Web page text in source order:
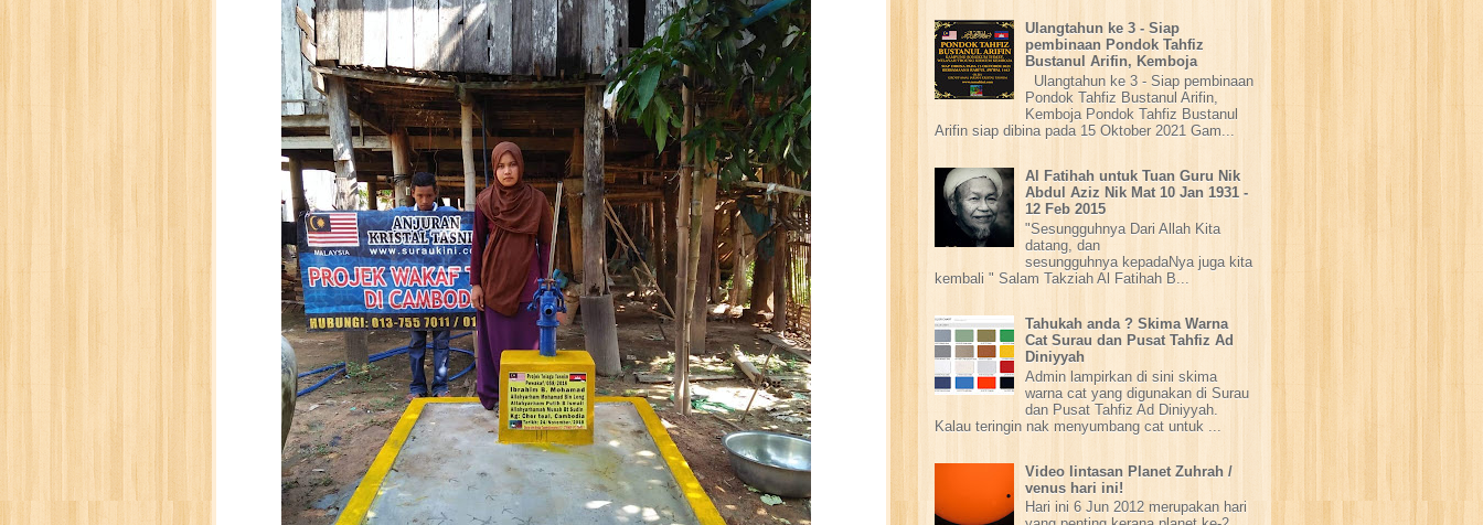
Ulangtahun ke 3 - Siap
pembinaan Pondok Tahfiz
Bustanul Arifin, Kemboja
Ulangtahun ke 3 - Siap pembinaan
Pondok Tahfiz Bustanul Arifin,
Kemboja Pondok Tahfiz Bustanul
Arifin siap dibina pada 15 Oktober 2021 Gam...
Al Fatihah untuk Tuan Guru Nik
Abdul Aziz Nik Mat 10 Jan 1931 -
12 Feb 2015
"Sesungguhnya Dari Allah Kita
datang, dan
sesungguhnya kepadaNya juga kita
kembali " Salam Takziah Al Fatihah B...
Tahukah anda ? Skima Warna
Cat Surau dan Pusat Tahfiz Ad
Diniyyah
Admin lampirkan di sini skima
warna cat yang digunakan di Surau
dan Pusat Tahfiz Ad Diniyyah.
Kalau teringin nak menyumbang cat untuk ...
Video lintasan Planet Zuhrah /
venus hari ini!
Hari ini 6 Jun 2012 merupakan hari